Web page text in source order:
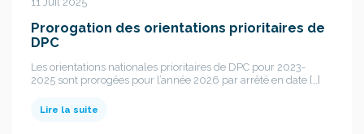
Prorogation des orientations prioritaires de
DPC
Les orientations nationales prioritaires de DPC pour 2023-
2025 sont prorogées pour l’année 2026 par arrêté en date […]
Lire la suite